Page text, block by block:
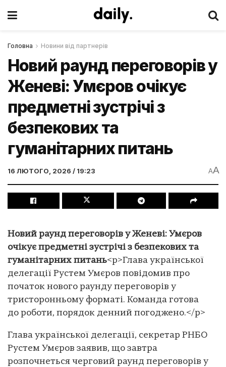
Головна Новини від партнерів
Новий раунд переговорів у
Женеві: Умєров очікує
предметні зустрічі з
безпекових та
гуманітарних питань
16 ЛЮТОГО, 2026 / 19:23 AA
Новий раунд переговорів у Женеві: Умєров
очікує предметні зустрічі з безпекових та
гуманітарних питань<p>Глава української
делегації Рустем Умєров повідомив про
початок нового раунду переговорів у
тристоронньому форматі. Команда готова
до роботи, порядок денний погоджено.</p>
Глава української делегації, секретар РНБО
Рустем Умєров заявив, що завтра
розпочнеться черговий раунд переговорів у